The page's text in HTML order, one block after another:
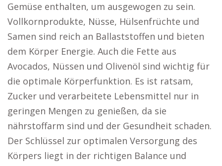
Gemüse enthalten, um ausgewogen zu sein.
Vollkornprodukte, Nüsse, Hülsenfrüchte und
Samen sind reich an Ballaststoffen und bieten
dem Körper Energie. Auch die Fette aus
Avocados, Nüssen und Olivenöl sind wichtig für
die optimale Körperfunktion. Es ist ratsam,
Zucker und verarbeitete Lebensmittel nur in
geringen Mengen zu genießen, da sie
nährstoffarm sind und der Gesundheit schaden.
Der Schlüssel zur optimalen Versorgung des
Körpers liegt in der richtigen Balance und